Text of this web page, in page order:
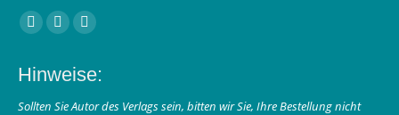
Finden Sie uns auf:
Facebook
opens
in
Instagram
opens
in
E-
page
opens
Hinweise:
Sollten Sie Autor des Verlags sein, bitten wir Sie, Ihre Bestellung nicht